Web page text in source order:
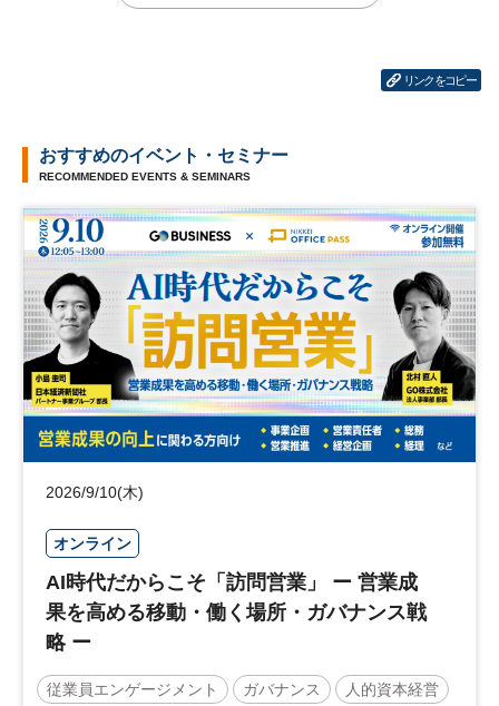
リンクをコピー
おすすめのイベント・セミナー
RECOMMENDED EVENTS & SEMINARS
2026/9/10(木)
オンライン
AI時代だからこそ「訪問営業」 ー 営業成
果を高める移動・働く場所・ガバナンス戦
略 ー
従業員エンゲージメント ガバナンス 人的資本経営